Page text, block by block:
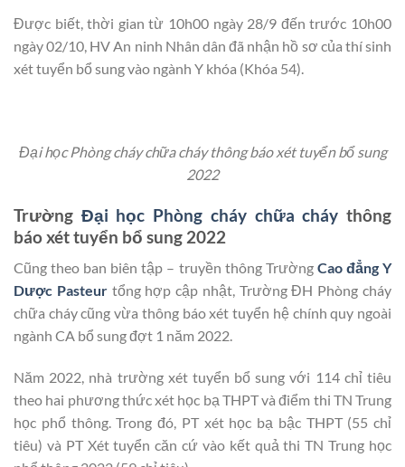
Được biết, thời gian từ 10h00 ngày 28/9 đến trước 10h00
ngày 02/10, HV An ninh Nhân dân đã nhận hồ sơ của thí sinh
xét tuyển bổ sung vào ngành Y khóa (Khóa 54).
Đại học Phòng cháy chữa cháy thông báo xét tuyển bổ sung
2022
Trường Đại học Phòng cháy chữa cháy thông
báo xét tuyển bổ sung 2022
Cũng theo ban biên tập – truyền thông Trường Cao đẳng Y
Dược Pasteurtổng hợp cập nhật, Trường ĐH Phòng cháy
chữa cháy cũng vừa thông báo xét tuyển hệ chính quy ngoài
ngành CA bổ sung đợt 1 năm 2022.
Năm 2022, nhà trường xét tuyển bổ sung với 114 chỉ tiêu
theo hai phương thức xét học bạ THPT và điểm thi TN Trung
học phổ thông. Trong đó, PT xét học bạ bậc THPT (55 chỉ
tiêu) và PT Xét tuyển căn cứ vào kết quả thi TN Trung học